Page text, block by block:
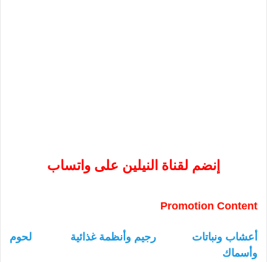
إنضم لقناة النيلين على واتساب
Promotion Content
أعشاب ونباتات رجيم وأنظمة غذائية
لحوم
وأسماك